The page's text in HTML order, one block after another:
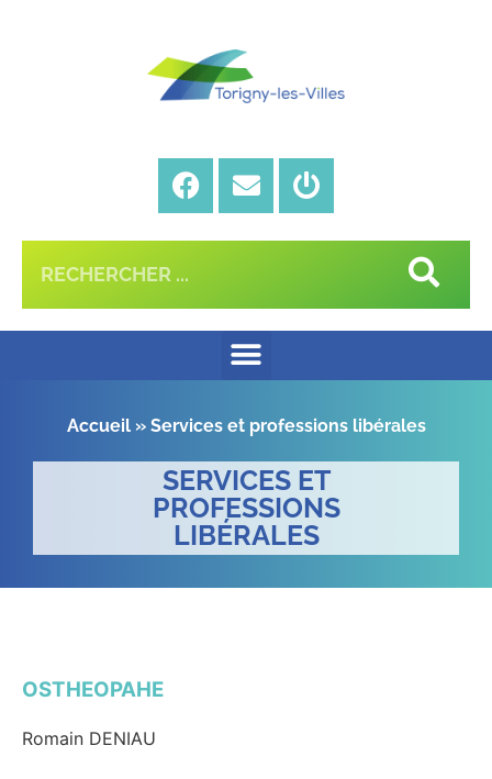
Accueil» Services et professions libérales
SERVICES ET
PROFESSIONS
LIBÉRALES
OSTHEOPAHE
Romain DENIAU